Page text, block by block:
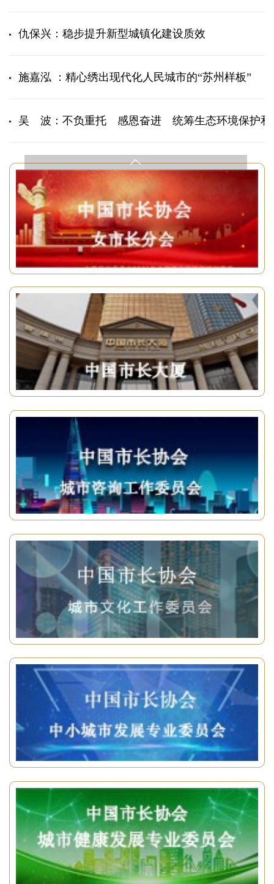
仇保兴：稳步提升新型城镇化建设质效
施嘉泓 ：精心绣出现代化人民城市的“苏州样板”
吴 波：不负重托 感恩奋进 统筹生态环境保护和